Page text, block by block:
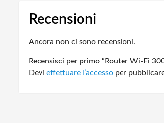
Recensioni
Ancora non ci sono recensioni.
Recensisci per primo “Router Wi-Fi
Devi effettuare l’accesso per